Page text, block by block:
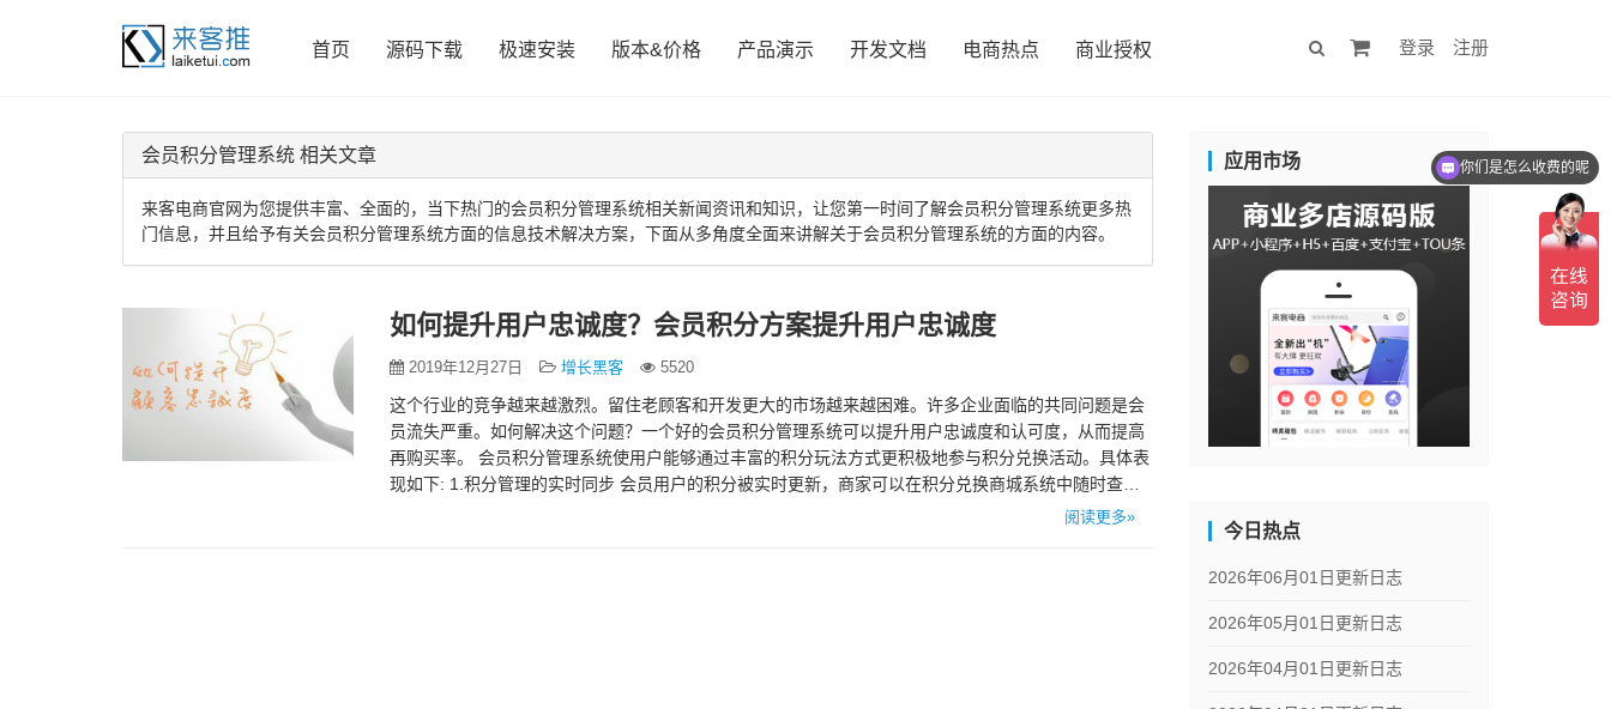
首页 源码下载 极速安装 版本&价格 产品演示 开发文档 电商热点 商业授权 登录 注册
会员积分管理系统 相关文章
来客电商官网为您提供丰富、全面的，当下热门的会员积分管理系统相关新闻资讯和知识，让您第一时间了解会员积分管理系统更多热
门信息，并且给予有关会员积分管理系统方面的信息技术解决方案，下面从多角度全面来讲解关于会员积分管理系统的方面的内容。
如何提升用户忠诚度？会员积分方案提升用户忠诚度
2019年12月27日 增长黑客 5520
这个行业的竞争越来越激烈。留住老顾客和开发更大的市场越来越困难。许多企业面临的共同问题是会
员流失严重。如何解决这个问题？一个好的会员积分管理系统可以提升用户忠诚度和认可度，从而提高
再购买率。 会员积分管理系统使用户能够通过丰富的积分玩法方式更积极地参与积分兑换活动。具体表
现如下: 1.积分管理的实时同步 会员用户的积分被实时更新，商家可以在积分兑换商城系统中随时查看
阅读更多»
应用市场
今日热点
2026年06月01日更新日志
2026年05月01日更新日志
2026年04月01日更新日志
你们是怎么收费的呢